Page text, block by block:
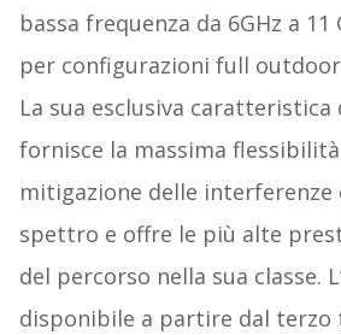
bassa frequenza da 6GHz a 11
per configurazioni full
La sua esclusiva caratteristica
fornisce la massima
mitigazione delle interferenze
spettro e offre le più alte
del percorso nella sua classe.
disponibile a partire dal terzo